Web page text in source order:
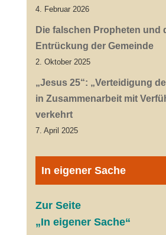
4. Februar 2026
Die falschen Propheten und
Entrückung der Gemeinde
2. Oktober 2025
„Jesus 25“: „Verteidigung
in Zusammenarbeit mit
verkehrt
7. April 2025
In eigener Sache
Zur Seite
„In eigener Sache“